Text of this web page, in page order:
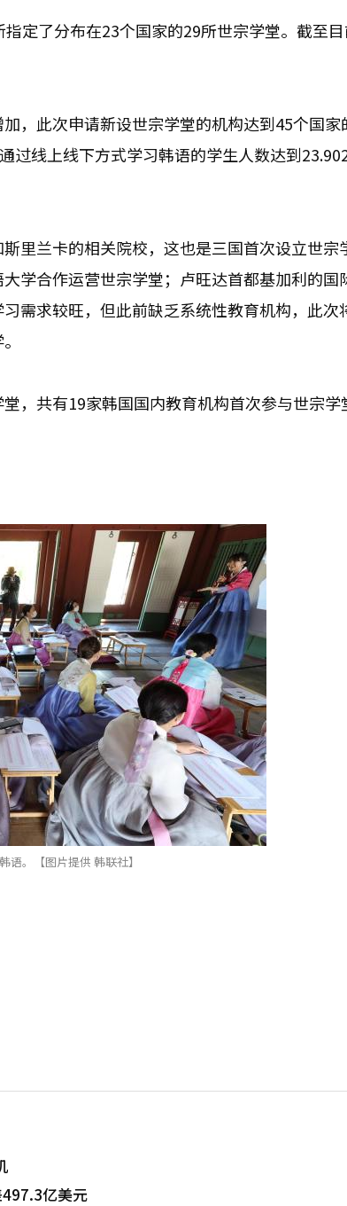
定了分布在23个国家的29所世宗学堂。截至目
，此次申请新设世宗学堂的机构达到45个国家
过线上线下方式学习韩语的学生人数达到
里兰卡的相关院校，这也是三国首次设立世宗
学合作运营世宗学堂；卢旺达首都基加利的国
需求较旺，但此前缺乏系统性教育机构，此次
，共有19家韩国国内教育机构首次参与世宗学
。【图片提供 韩联社】
亿美元